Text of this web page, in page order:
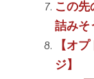
この先
詰みそ
【オ
ジ】